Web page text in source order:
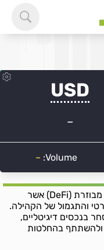
MANTRA DAO היא פלטפורמת פיננסים מבוזרת (DeFi) אשר
והתגמול של הקהילה.
בנכסים דיגיטליים,
ולהשתתף בהחלטות